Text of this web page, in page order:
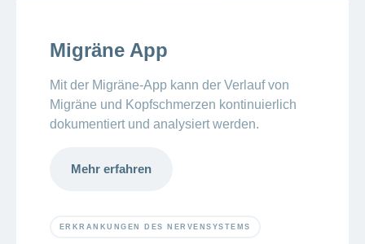
Migräne App
Mit der Migräne-App kann der Verlauf von
Migräne und Kopfschmerzen kontinuierlich
dokumentiert und analysiert werden.
Mehr erfahren
ERKRANKUNGEN DES NERVENSYSTEMS